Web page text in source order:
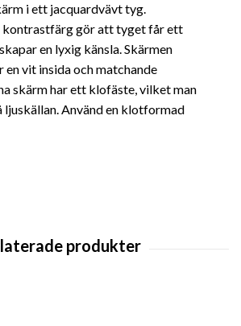
i ett jacquardvävt tyg.
kontrastfärg gör att tyget får ett
en lyxig känsla. Skärmen
en vit insida och matchande
skärm har ett klofäste, vilket man
Använd en klotformad